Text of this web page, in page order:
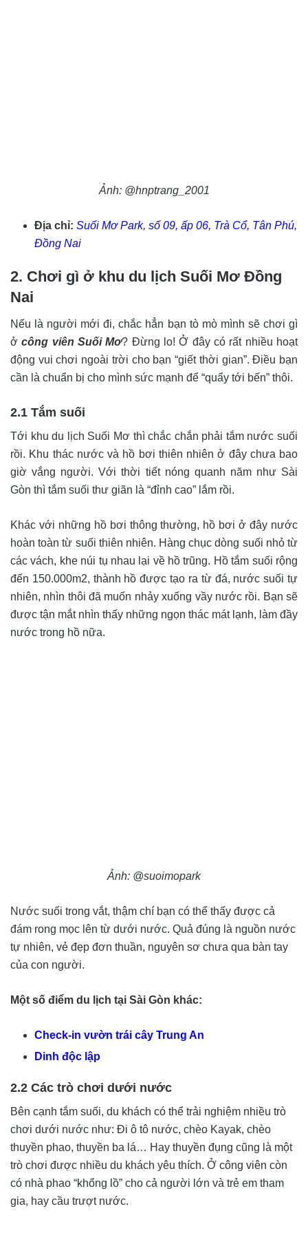
Ảnh: @hnptrang_2001
Địa chỉ: Suối Mơ Park, số 09, ấp 06, Trà Cổ, Tân Phú,
Đồng Nai
2. Chơi gì ở khu du lịch Suối Mơ Đồng
Nai
Nếu là người mới đi, chắc hẳn bạn tò mò mình sẽ chơi gì
ởcông viên Suối Mơ? Đừng lo! Ở đây có rất nhiều hoạt
động vui chơi ngoài trời cho bạn “giết thời gian”. Điều bạn
cần là chuẩn bị cho mình sức mạnh để “quẩy tới bến” thôi.
2.1 Tắm suối
Tới khu du lịch Suối Mơ thì chắc chắn phải tắm nước suối
rồi. Khu thác nước và hồ bơi thiên nhiên ở đây chưa bao
giờ vắng người. Với thời tiết nóng quanh năm như Sài
Gòn thì tắm suối thư giãn là “đỉnh cao” lắm rồi.
Khác với những hồ bơi thông thường, hồ bơi ở đây nước
hoàn toàn từ suối thiên nhiên. Hàng chục dòng suối nhỏ từ
các vách, khe núi tụ nhau lại về hồ trũng. Hồ tắm suối rộng
đến 150.000m2, thành hồ được tạo ra từ đá, nước suối tự
nhiên, nhìn thôi đã muốn nhảy xuống vầy nước rồi. Bạn sẽ
được tận mắt nhìn thấy những ngọn thác mát lạnh, làm đầy
nước trong hồ nữa.
Ảnh: @suoimopark
Nước suối trong vắt, thậm chí bạn có thể thấy được cả
đám rong mọc lên từ dưới nước. Quả đúng là nguồn nước
tự nhiên, vẻ đẹp đơn thuần, nguyên sơ chưa qua bàn tay
của con người.
Một số điểm du lịch tại Sài Gòn khác:
Check-in vườn trái cây Trung An
Dinh độc lập
2.2 Các trò chơi dưới nước
Bên cạnh tắm suối, du khách có thể trải nghiệm nhiều trò
chơi dưới nước như: Đi ô tô nước, chèo Kayak, chèo
thuyền phao, thuyền ba lá… Hay thuyền đụng cũng là một
trò chơi được nhiều du khách yêu thích. Ở công viên còn
có nhà phao “khổng lồ” cho cả người lớn và trẻ em tham
gia, hay cầu trượt nước.